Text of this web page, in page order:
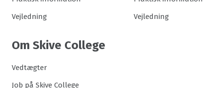
Vejledning
Vejledning
Om Skive College
Vedtægter
Job på Skive College